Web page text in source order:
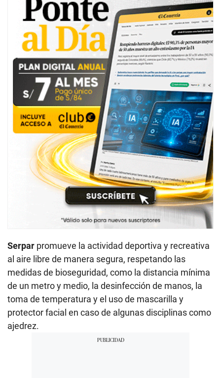
Serpar promueve la actividad deportiva y recreativa
al aire libre de manera segura, respetando las
medidas de bioseguridad, como la distancia mínima
de un metro y medio, la desinfección de manos, la
toma de temperatura y el uso de mascarilla y
protector facial en caso de algunas disciplinas como
ajedrez.